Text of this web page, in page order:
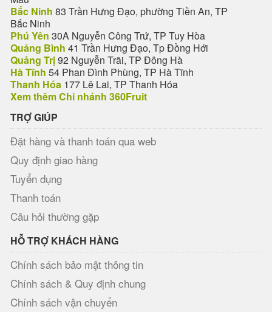
Bắc Ninh 83 Trần Hưng Đạo, phường Tiền An, TP
Bắc Ninh
Phú Yên 30A Nguyễn Công Trứ, TP Tuy Hòa
Quảng Bình 41 Trần Hưng Đạo, Tp Đồng Hới
Quảng Trị92 Nguyễn Trãi, TP Đông Hà
Hà Tĩnh 54 Phan Đình Phùng, TP Hà Tĩnh
Thanh Hóa 177 Lê Lai, TP Thanh Hóa
Xem thêm Chi nhánh 360Fruit
TRỢ GIÚP
Đặt hàng và thanh toán qua web
Quy định giao hàng
Tuyển dụng
Thanh toán
Câu hỏi thường gặp
HỖ TRỢ KHÁCH HÀNG
Chính sách bảo mật thông tin
Chính sách & Quy định chung
Chính sách vận chuyển